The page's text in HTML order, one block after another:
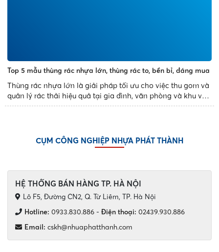
Top 5 mẫu thùng rác nhựa lớn, thùng rác to, bền bỉ, đáng mua
Thùng rác nhựa lớn là giải pháp tối ưu cho việc thu gom và
quản lý rác thải hiệu quả tại gia đình, văn phòng và khu vực
công cộng. Với thiết kế bền bỉ, dung tích đa dạng và tính
CỤM CÔNG NGHIỆP NHỰA PHÁT THÀNH
HỆ THỐNG BÁN HÀNG TP. HÀ NỘI
Lô F5, Đường CN2, Q. Từ Liêm, TP. Hà Nội
Hotline: 0933.830.886 - Điện thoại: 02439.930.886
Email: cskh@nhuaphatthanh.com